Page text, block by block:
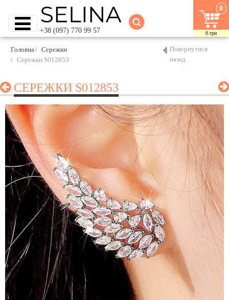
+38 (097) 770 99 57
0
0 грн
Головна
Сережки
Сережки S012853
Повернутися
назад
СЕРЕЖКИ S012853